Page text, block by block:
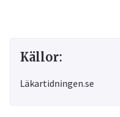
Källor:
Läkartidningen.se